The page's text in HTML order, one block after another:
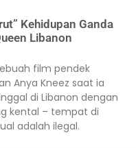
Kehidupan Ganda
Libanon
film pendek
Anya Kneez saat ia
di Libanon dengan
kental – tempat di
adalah ilegal.